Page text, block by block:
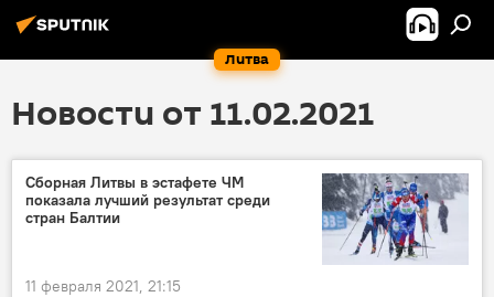
Литва
Новости от 11.02.2021
Сборная Литвы в эстафете ЧМ
показала лучший результат среди
стран Балтии
11 февраля 2021, 21:15